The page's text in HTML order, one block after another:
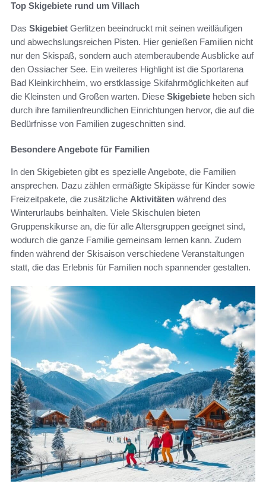
Top Skigebiete rund um Villach
Das Skigebiet Gerlitzen beeindruckt mit seinen weitläufigen
und abwechslungsreichen Pisten. Hier genießen Familien nicht
nur den Skispaß, sondern auch atemberaubende Ausblicke auf
den Ossiacher See. Ein weiteres Highlight ist die Sportarena
Bad Kleinkirchheim, wo erstklassige Skifahrmöglichkeiten auf
die Kleinsten und Großen warten. Diese Skigebiete heben sich
durch ihre familienfreundlichen Einrichtungen hervor, die auf die
Bedürfnisse von Familien zugeschnitten sind.
Besondere Angebote für Familien
In den Skigebieten gibt es spezielle Angebote, die Familien
ansprechen. Dazu zählen ermäßigte Skipässe für Kinder sowie
Freizeitpakete, die zusätzliche Aktivitäten während des
Winterurlaubs beinhalten. Viele Skischulen bieten
Gruppenskikurse an, die für alle Altersgruppen geeignet sind,
wodurch die ganze Familie gemeinsam lernen kann. Zudem
finden während der Skisaison verschiedene Veranstaltungen
statt, die das Erlebnis für Familien noch spannender gestalten.